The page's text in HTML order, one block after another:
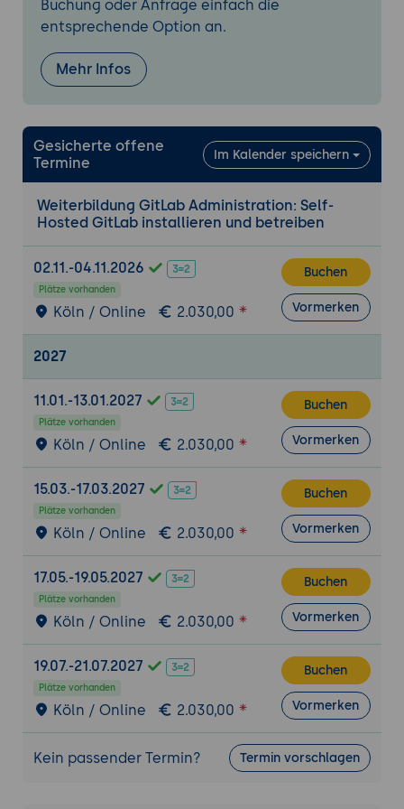
Rake-Tasks:
Automatisierung von Backups
(Datenbank, Repos, Secrets).
Point-in-Time Recovery:
Minimierung von Datenverlusten.
weltweit verteilte Teams und DR.
6. High Availability (HA) und Skalierung
Application- und Database-Servern.
parallele Zugriffszahlen.
Sidekiq-Queues:Priorisierung von
Hintergrundjobs (Mail-Versand vs. CI-
7. Upgrades und Lifecycle-Management
Versionen sicher durchlaufen.
Aktualisierung
ohne Unterbrechung für die Entwickler.
Troubleshooting:Log-Analyse und
Recovery bei fehlgeschlagenen Upgrades.
8. Integriertes Monitoring und Health-Checks
Prometheus & Grafana:Nutzung der
integrierten Metrik-Visualisierung.
Alertmanager:
Benachrichtigung bei
kritischer CPU-Last oder Disk-Usage.
gitlab-ctl tail auswerten.
9. Praxis-Workshop: "The Hardened Instance"
Workshop:Installation einer Instanz mit
SSL-Verschlüsselung und LDAP-Login.
Buchung oder Anfrage einfach die
entsprechende Option an.
Mehr Infos
Gesicherte offene
Termine
Im Kalender speichern
Weiterbildung GitLab Administration: Self-
Hosted GitLab installieren und betreiben
02.11.-04.11.2026
Plätze vorhanden
Köln / Online 2.030,00
Buchen
Vormerken
2027
11.01.-13.01.2027
Plätze vorhanden
Köln / Online 2.030,00
Buchen
Vormerken
15.03.-17.03.2027
Plätze vorhanden
Köln / Online 2.030,00
Buchen
Vormerken
17.05.-19.05.2027
Plätze vorhanden
Köln / Online 2.030,00
Buchen
Vormerken
19.07.-21.07.2027
Plätze vorhanden
Köln / Online 2.030,00
Buchen
Vormerken
Kein passender Termin? Termin vorschlagen